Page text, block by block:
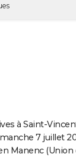
à Saint-
7 juillet
Manenc (Union